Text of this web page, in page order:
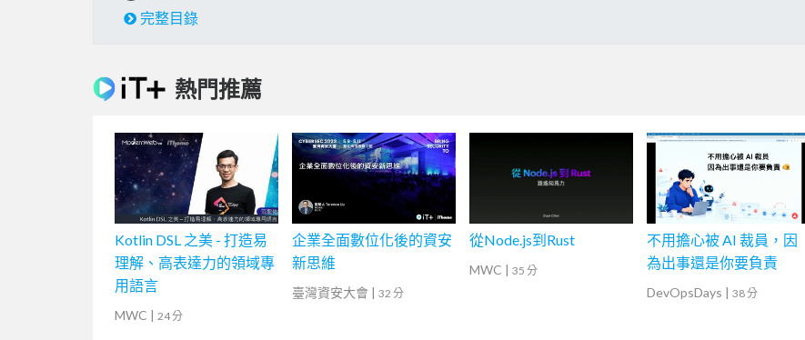
完整目錄
熱門推薦
Kotlin DSL 之美 - 打造易
理解、高表達力的領域專
用語言
MWC | 24 分
企業全面數位化後的資安
新思維
臺灣資安大會 | 32 分
從Node.js到Rust
MWC | 35 分
不用擔心被 AI 裁員，因
為出事還是你要負責
DevOpsDays | 38 分